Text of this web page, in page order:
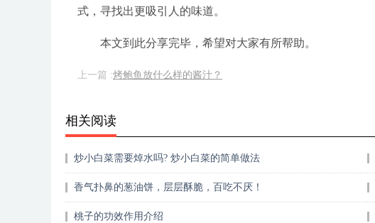
式，寻找出更吸引人的味道。
本文到此分享完毕，希望对大家有所帮助。
上一篇 :烤鲍鱼放什么样的酱汁？
相关阅读
炒小白菜需要焯水吗? 炒小白菜的简单做法
香气扑鼻的葱油饼，层层酥脆，百吃不厌！
桃子的功效作用介绍